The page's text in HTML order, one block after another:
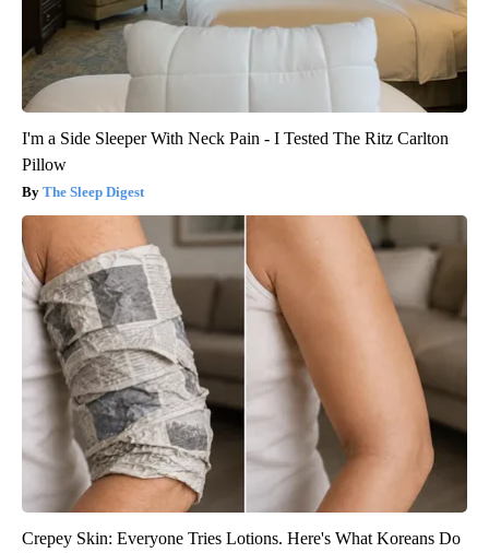
I'm a Side Sleeper With Neck Pain - I Tested The Ritz Carlton
Pillow
The Sleep Digest
Crepey Skin: Everyone Tries Lotions. Here's What Koreans Do